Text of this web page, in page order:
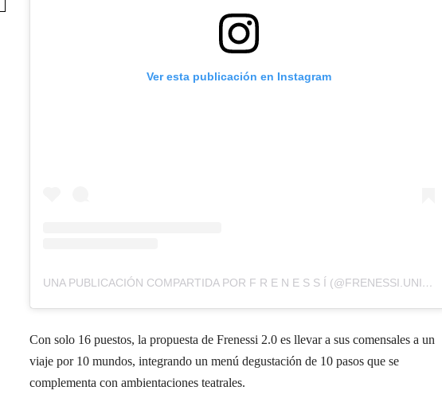
Ver esta publicación en Instagram
UNA PUBLICACIÓN COMPARTIDA POR F R E N E S S Í (@FRENESSI.UNIVERSE)
Con solo 16 puestos, la propuesta de Frenessi 2.0 es llevar a sus comensales a un
viaje por 10 mundos, integrando un menú degustación de 10 pasos que se
complementa con ambientaciones teatrales.